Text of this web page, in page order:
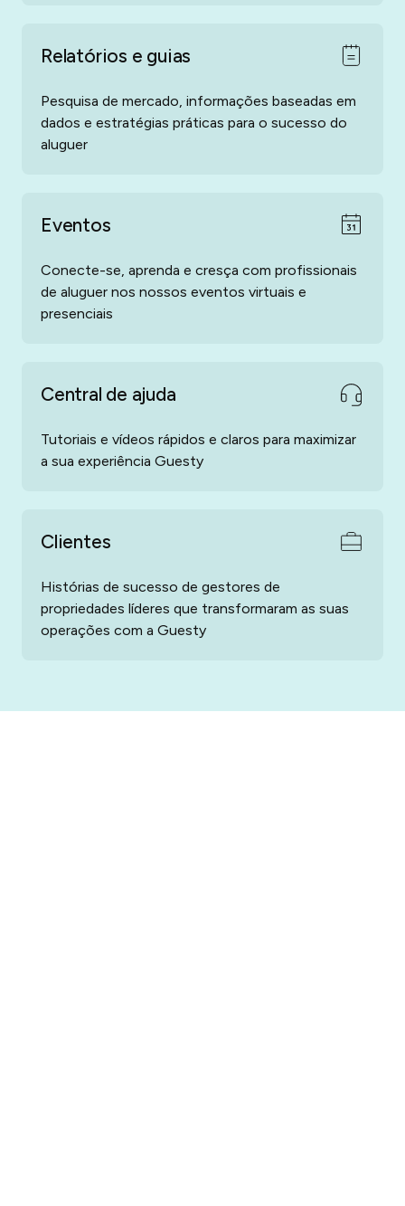
Relatórios e guias
Pesquisa de mercado, informações baseadas em
dados e estratégias práticas para o sucesso do
aluguer
Eventos
Conecte-se, aprenda e cresça com profissionais
de aluguer nos nossos eventos virtuais e
presenciais
Central de ajuda
Tutoriais e vídeos rápidos e claros para maximizar
a sua experiência Guesty
Clientes
Histórias de sucesso de gestores de
propriedades líderes que transformaram as suas
operações com a Guesty